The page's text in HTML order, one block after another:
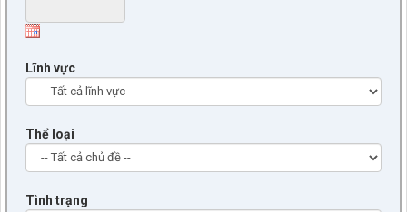
Lĩnh vực
Thể loại
Tình trạng